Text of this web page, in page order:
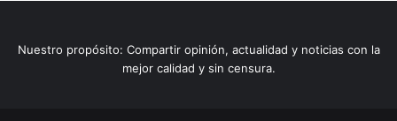
Nuestro propósito: Compartir opinión, actualidad y noticias con la
mejor calidad y sin censura.